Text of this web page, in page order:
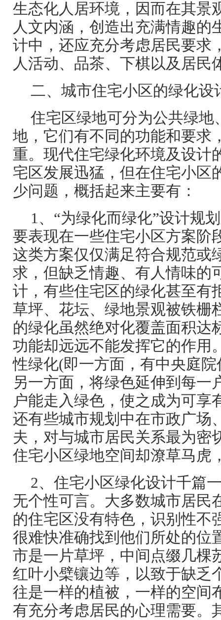
生态化人居环境，因而在其景
人文内涵，创造出充满情趣的
计中，还应充分考虑居民要求
人活动、品茶、下棋以及居民
二、城市住宅小区的绿化设
住宅区绿地可分为公共绿地
地，它们有不同的功能和要求
重。现代住宅绿化环境及设计
宅区发展迅猛，但在住宅小区
少问题，概括起来主要有：
1、“为绿化而绿化”设计规
要表现在一些住宅小区方案阶
这类方案仅仅满足符合规范或
求，但缺乏情趣、有人情味的
计，有些住宅区的绿化甚至有
草坪、花坛、绿地景观被铁栅
的绿化虽然绝对化覆盖面积达
功能却远远不能发挥它的作用
性绿化(即一方面，有中央庭
另一方面，将绿色延伸到每一
户能走入绿色，使之成为可享
还有些城市规划中在市政广场
夫，对与城市居民关系最为密
住宅小区绿地空间却潦草马虎
2、住宅小区绿化设计千篇
无个性可言。大多数城市居民
的住宅区没有特色，识别性不
很难快准确找到他们所处的位
市是一片草坪，中间点缀几棵
红叶小檗镶边等，以致于缺乏
往是一样的植被，一样的空间
有充分考虑居民的心理需要。